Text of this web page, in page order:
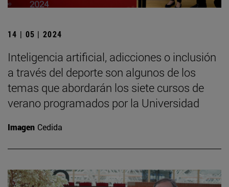
14 | 05 | 2024
Inteligencia artificial, adicciones o inclusión
a través del deporte son algunos de los
temas que abordarán los siete cursos de
verano programados por la Universidad
Imagen Cedida